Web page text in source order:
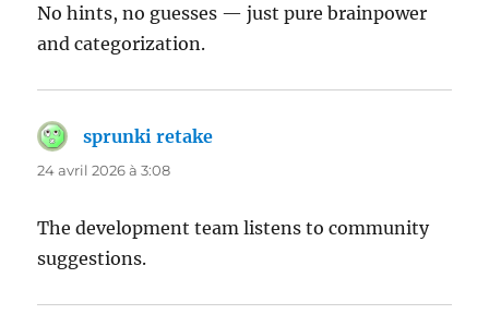
No hints, no guesses — just pure brainpower
and categorization.
sprunki retake
24 avril 2026 à 3:08
The development team listens to community
suggestions.